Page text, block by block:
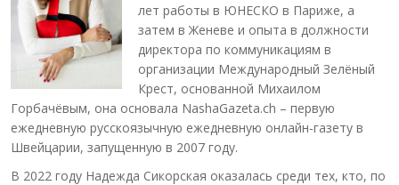
лет работы в ЮНЕСКО в Париже, а
затем в Женеве и опыта в должности
директора по коммуникациям в
организации Международный Зелёный
Крест, основанной Михаилом
Горбачёвым, она основала NashaGazeta.ch – первую
ежедневную русскоязычную ежедневную онлайн-газету в
Швейцарии, запущенную в 2007 году.
В 2022 году Надежда Сикорская оказалась среди тех, кто, по